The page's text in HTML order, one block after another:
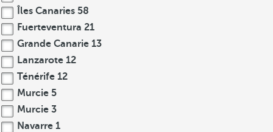
Îles Canaries 58
Fuerteventura 21
Grande Canarie 13
Lanzarote 12
Ténérife 12
Murcie 5
Murcie 3
Navarre 1